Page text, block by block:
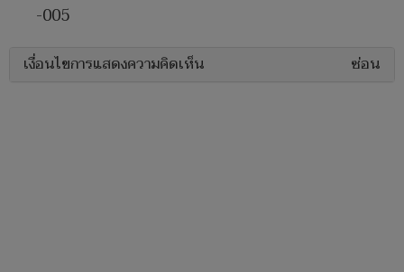
-005
เงื่อนไขการแสดงความคิดเห็น ซ่อน